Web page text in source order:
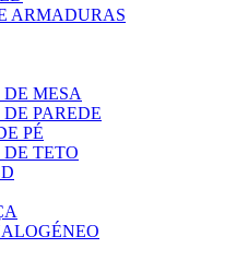
ARMADURAS
MESA
PAREDE
PÉ
TETO